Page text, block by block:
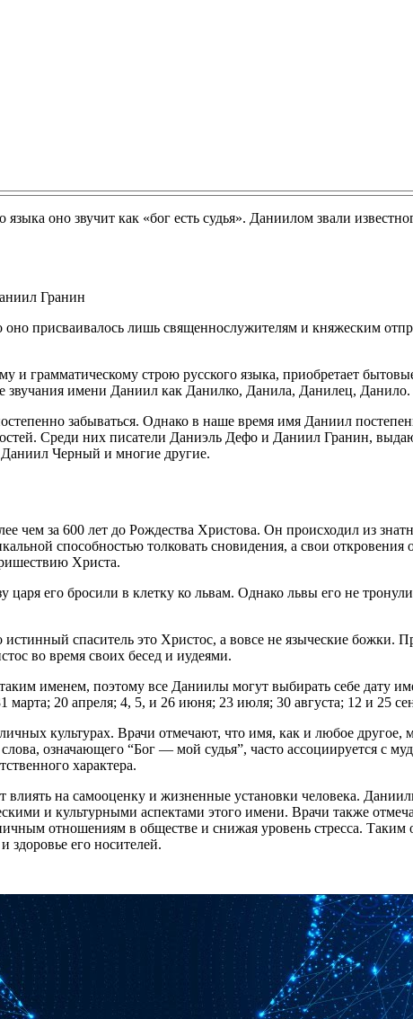
оно звучит как «бог есть судья». Даниилом звали
присваивалось лишь священнослужителям и княжеским
и грамматическому строю русского языка, приобретает
звучания имени Даниил как Данилко, Данила, Данилец, Данило.
забываться. Однако в наше время имя Даниил
Среди них писатели Даниэль Дефо и Даниил Гранин,
Черный и многие другие.
чем за 600 лет до Рождества Христова. Он происходил из
способностью толковать сновидения, а свои откровения
Христа.
его бросили в клетку ко львам. Однако львы его не
спаситель это Христос, а вовсе не языческие божки.
во время своих бесед и иудеями.
именем, поэтому все Даниилы могут выбирать себе дату
20 апреля; 4, 5, и 26 июня; 23 июля; 30 августа; 12 и 25
культурах. Врачи отмечают, что имя, как и любое другое,
означающего “Бог — мой судья”, часто ассоциируется с
характера.
на самооценку и жизненные установки человека.
и культурными аспектами этого имени. Врачи также
отношениям в обществе и снижая уровень стресса.
здоровье его носителей.